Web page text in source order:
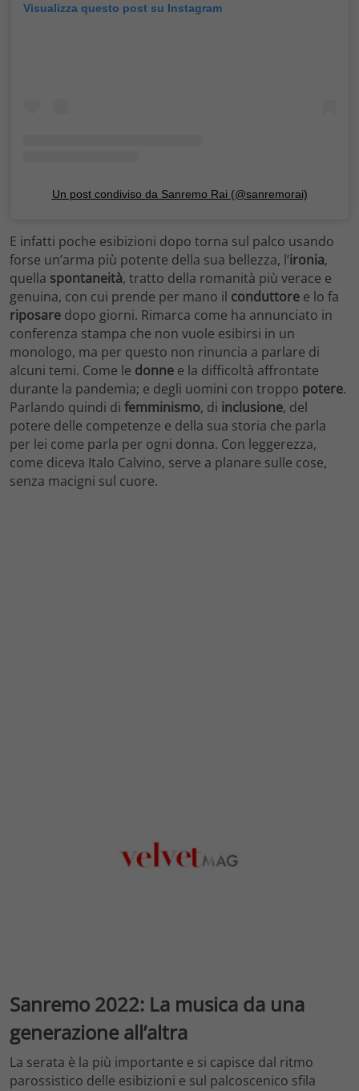
Visualizza questo post su Instagram
Un post condiviso da Sanremo Rai (@sanremorai)
E infatti poche esibizioni dopo torna sul palco usando
forse un’arma più potente della sua bellezza, l’ironia,
quella spontaneità, tratto della romanità più verace e
genuina, con cui prende per mano il conduttore e lo fa
riposare dopo giorni. Rimarca come ha annunciato in
conferenza stampa che non vuole esibirsi in un
monologo, ma per questo non rinuncia a parlare di
alcuni temi. Come le donne e la difficoltà affrontate
durante la pandemia; e degli uomini con troppo potere.
Parlando quindi di femminismo, di inclusione, del
potere delle competenze e della sua storia che parla
per lei come parla per ogni donna. Con leggerezza,
come diceva Italo Calvino, serve a planare sulle cose,
senza macigni sul cuore.
Sanremo 2022: La musica da una
generazione all’altra
La serata è la più importante e si capisce dal ritmo
parossistico delle esibizioni e sul palcoscenico sfila